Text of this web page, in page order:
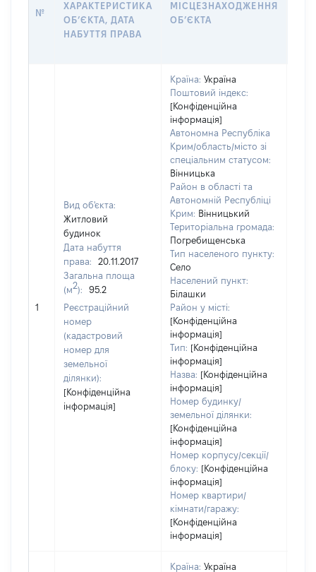
№
ХАРАКТЕРИСТИКА
ОБʼЄКТА, ДАТА
НАБУТТЯ ПРАВА
МІСЦЕЗНАХОДЖЕННЯ
ОБʼЄКТА
1
Вид об'єкта:
Житловий
будинок
Дата набуття
права:
20.11.2017
Загальна площа
(м2):
95.2
Реєстраційний
номер
(кадастровий
номер для
земельної
ділянки):
[Конфіденційна
інформація]
Країна: Україна
Поштовий індекс:
[Конфіденційна
інформація]
Автономна Республіка
Крим/область/місто зі
спеціальним статусом:
Вінницька
Район в області та
Автономній Республіці
Крим: Вінницький
Територіальна громада:
Погребищенська
Тип населеного пункту:
Село
Населений пункт:
Білашки
Район у місті:
[Конфіденційна
інформація]
Тип: [Конфіденційна
інформація]
Назва: [Конфіденційна
інформація]
Номер будинку/
земельної ділянки:
[Конфіденційна
інформація]
Номер корпусу/секції/
блоку: [Конфіденційна
інформація]
Номер квартири/
кімнати/гаражу:
[Конфіденційна
інформація]
Країна: Україна